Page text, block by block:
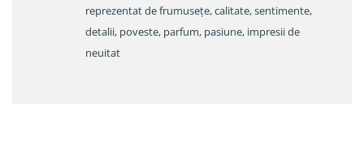
reprezentat de frumusețe, calitate, sentimente,
detalii, poveste, parfum, pasiune, impresii de
neuitat